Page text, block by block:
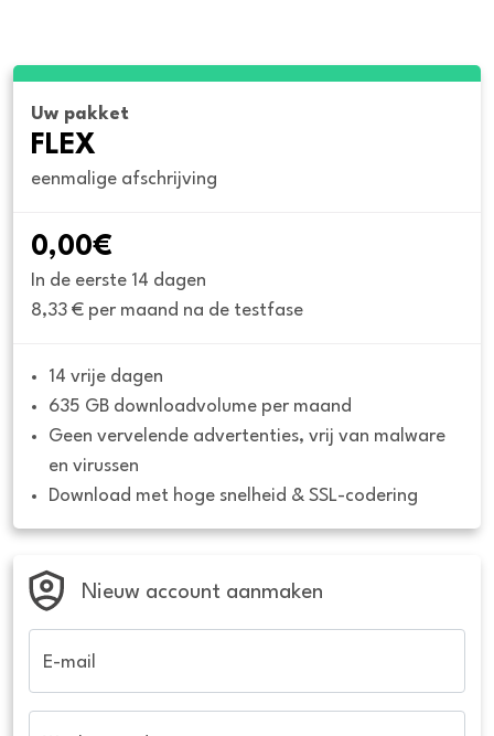
Uw pakket
FLEX
eenmalige afschrijving
0,00€
In de eerste 14 dagen
8,33 € per maand na de testfase
14 vrije dagen
635 GB downloadvolume per maand
Geen vervelende advertenties, vrij van malware
en virussen
Download met hoge snelheid & SSL-codering
Nieuw account aanmaken
E-mail